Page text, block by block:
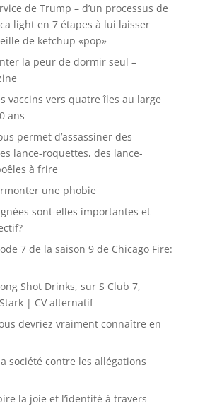
de Trump – d’un processus de
light en 7 étapes à lui laisser
de ketchup «pop»
la peur de dormir seul –
vaccins vers quatre îles au large
ans
permet d’assassiner des
lance-roquettes, des lance-
à frire
une phobie
sont-elles importantes et
7 de la saison 9 de Chicago Fire:
Shot Drinks, sur S Club 7,
| CV alternatif
devriez vraiment connaître en
société contre les allégations
la joie et l’identité à travers